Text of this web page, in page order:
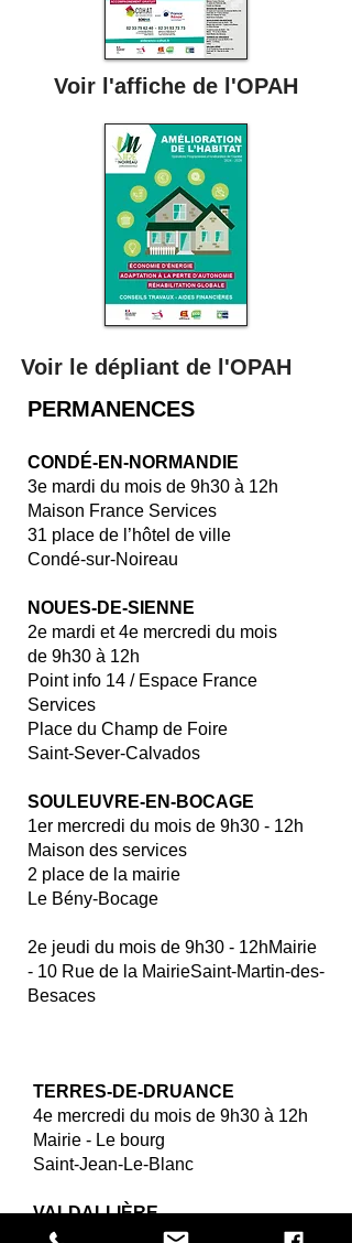
Voir l'affiche de l'OPAH
Voir le dépliant de l'OPAH
PERMANENCES
CONDÉ-EN-NORMANDIE
3e mardi du mois de 9h30 à 12h
Maison France Services
31 place de l’hôtel de ville
Condé-sur-Noireau
NOUES-DE-SIENNE
2e mardi et 4e mercredi du mois
de 9h30 à 12h
Point info 14 / Espace France
Services
Place du Champ de Foire
Saint-Sever-Calvados
SOULEUVRE-EN-BOCAGE
1er mercredi du mois de 9h30 - 12h
Maison des services
2 place de la mairie
Le Bény-Bocage
2e jeudi du mois de 9h30 - 12hMairie
- 10 Rue de la MairieSaint-Martin-des-
Besaces
TERR ES-DE-DRUANCE
4e mercredi du mois de 9h30 à 12h
Mairie - Le bourg
Saint-Jean-Le-Blanc
VALDALLIÈRE
1er et 3e jeudi du mois de 9h30 à 12h